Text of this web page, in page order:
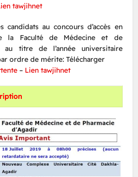
tawjihnet
candidats au concours d’accès en
la Faculté de Médecine et de
au titre de l’année universitaire
ordre de mérite: Télécharger
– Lien tawjihnet